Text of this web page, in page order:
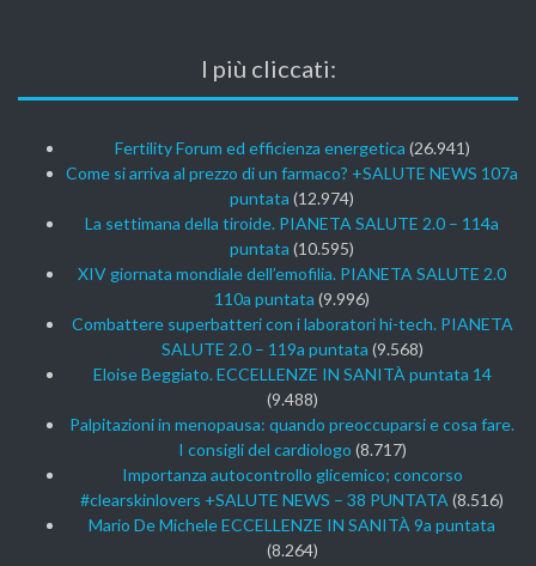
I più cliccati:
Fertility Forum ed efficienza energetica (26.941)
Come si arriva al prezzo di un farmaco? +SALUTE NEWS 107a
puntata (12.974)
La settimana della tiroide. PIANETA SALUTE 2.0 – 114a
puntata (10.595)
XIV giornata mondiale dell’emofilia. PIANETA SALUTE 2.0
110a puntata (9.996)
Combattere superbatteri con i laboratori hi-tech. PIANETA
SALUTE 2.0 – 119a puntata (9.568)
Eloise Beggiato. ECCELLENZE IN SANITÀ puntata 14
(9.488)
Palpitazioni in menopausa: quando preoccuparsi e cosa fare.
I consigli del cardiologo (8.717)
Importanza autocontrollo glicemico; concorso
#clearskinlovers +SALUTE NEWS – 38 PUNTATA(8.516)
Mario De Michele ECCELLENZE IN SANITÀ 9a puntata
(8.264)